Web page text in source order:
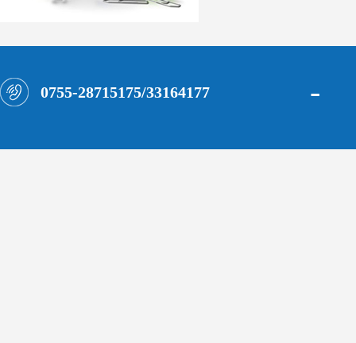
0755-28715175/33164177 -